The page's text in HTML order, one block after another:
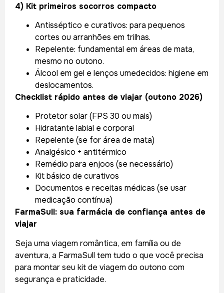
4) Kit primeiros socorros compacto
Antisséptico e curativos: para pequenos
cortes ou arranhões em trilhas.
Repelente: fundamental em áreas de mata,
mesmo no outono.
Álcool em gel e lenços umedecidos: higiene em
deslocamentos.
Checklist rápido antes de viajar (outono 2026)
Protetor solar (FPS 30 ou mais)
Hidratante labial e corporal
Repelente (se for área de mata)
Analgésico + antitérmico
Remédio para enjoos (se necessário)
Kit básico de curativos
Documentos e receitas médicas (se usar
medicação contínua)
FarmaSull: sua farmácia de confiança antes de
viajar
Seja uma viagem romântica, em família ou de
aventura, a FarmaSull tem tudo o que você precisa
para montar seu kit de viagem do outono com
segurança e praticidade.